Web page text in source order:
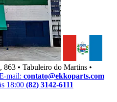
863 • Tabuleiro do Martins •
mail: contato@ekkoparts.com
18:00 (82) 3142-6111